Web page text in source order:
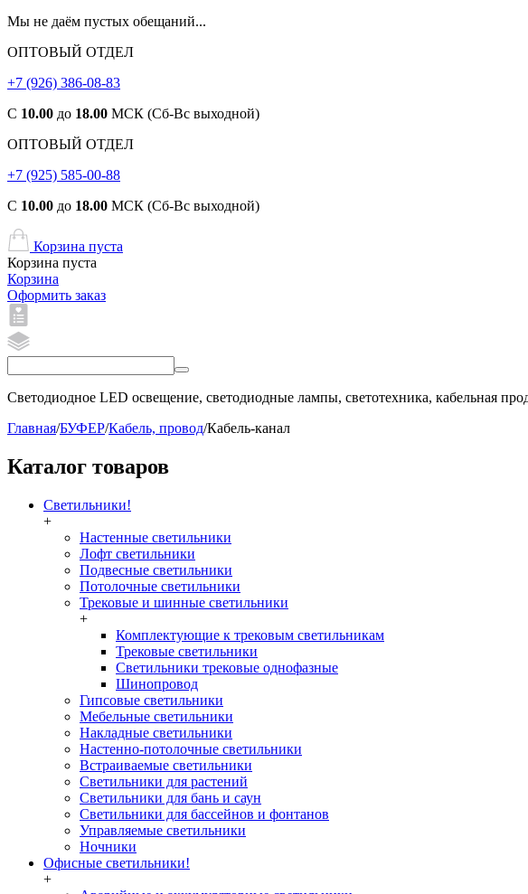
Мы не даём пустых обещаний...
ОПТОВЫЙ ОТДЕЛ
+7 (926) 386-08-83
С 10.00 до 18.00 МСК (Сб-Вс выходной)
ОПТОВЫЙ ОТДЕЛ
+7 (925) 585-00-88
С 10.00 до 18.00 МСК (Сб-Вс выходной)
Корзина пуста
Корзина пуста
Корзина
Оформить заказ
Светодиодное LED освещение, светодиодные лампы, светотехника, кабельная
Главная/БУФЕР/Кабель, провод/Кабель-канал
Каталог товаров
Светильники!
+
Настенные светильники
Лофт светильники
Подвесные светильники
Потолочные светильники
Трековые и шинные светильники
+
Комплектующие к трековым светильникам
Трековые светильники
Светильники трековые однофазные
Шинопровод
Гипсовые светильники
Мебельные светильники
Накладные светильники
Настенно-потолочные светильники
Встраиваемые светильники
Светильники для растений
Светильники для бань и саун
Светильники для бассейнов и фонтанов
Управляемые светильники
Ночники
Офисные светильники!
+